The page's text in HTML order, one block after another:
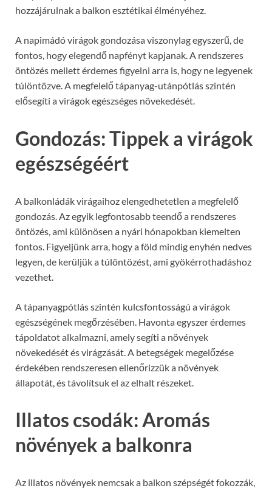
hozzájárulnak a balkon esztétikai élményéhez.
A napimádó virágok gondozása viszonylag egyszerű, de
fontos, hogy elegendő napfényt kapjanak. A rendszeres
öntözés mellett érdemes figyelni arra is, hogy ne legyenek
túlöntözve. A megfelelő tápanyag-utánpótlás szintén
elősegíti a virágok egészséges növekedését.
Gondozás: Tippek a virágok
egészségéért
A balkonládák virágaihoz elengedhetetlen a megfelelő
gondozás. Az egyik legfontosabb teendő a rendszeres
öntözés, ami különösen a nyári hónapokban kiemelten
fontos. Figyeljünk arra, hogy a föld mindig enyhén nedves
legyen, de kerüljük a túlöntözést, ami gyökérrothadáshoz
vezethet.
A tápanyagpótlás szintén kulcsfontosságú a virágok
egészségének megőrzésében. Havonta egyszer érdemes
tápoldatot alkalmazni, amely segíti a növények
növekedését és virágzását. A betegségek megelőzése
érdekében rendszeresen ellenőrizzük a növények
állapotát, és távolítsuk el az elhalt részeket.
Illatos csodák: Aromás
növények a balkonra
Az illatos növények nemcsak a balkon szépségét fokozzák,